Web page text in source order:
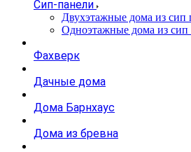
Сип-панели
Двухэтажные дома из сип
Одноэтажные дома из сип
Фахверк
Дачные дома
Дома Барнхаус
Дома из бревна